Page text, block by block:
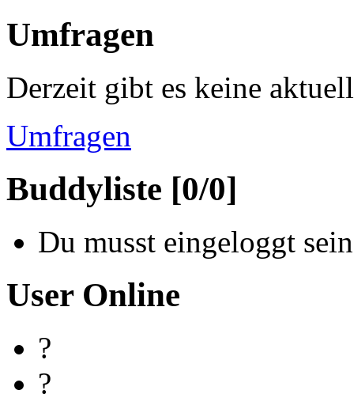
Umfragen
Derzeit gibt es keine
Umfragen
Buddyliste [0/0]
Du musst eingeloggt
User Online
?
?